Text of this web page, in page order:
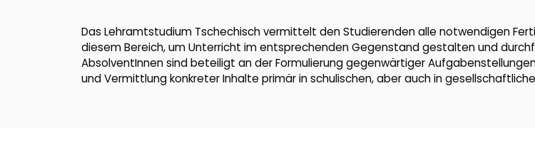
Das Lehramtstudium Tschechisch vermittelt den Studierenden alle notwendigen
diesem Bereich, um Unterricht im entsprechenden Gegenstand gestalten und
AbsolventInnen sind beteiligt an der Formulierung gegenwärtiger
und Vermittlung konkreter Inhalte primär in schulischen, aber auch in